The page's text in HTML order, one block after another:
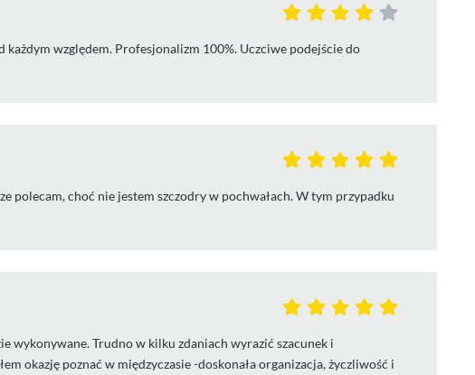
względem. Profesjonalizm 100%. Uczciwe podejście do
polecam, choć nie jestem szczodry w pochwałach. W tym przypadku
wykonywane. Trudno w kilku zdaniach wyrazić szacunek i
okazję poznać w międzyczasie -doskonała organizacja, życzliwość i